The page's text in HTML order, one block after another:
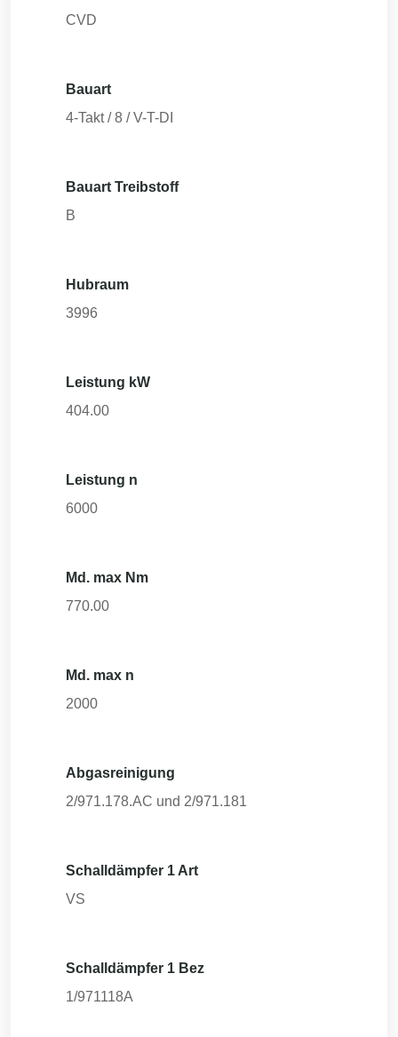
CVD
Bauart
4-Takt / 8 / V-T-DI
Bauart Treibstoff
B
Hubraum
3996
Leistung kW
404.00
Leistung n
6000
Md. max Nm
770.00
Md. max n
2000
Abgasreinigung
2/971.178.AC und 2/971.181
Schalldämpfer 1 Art
VS
Schalldämpfer 1 Bez
1/971118A